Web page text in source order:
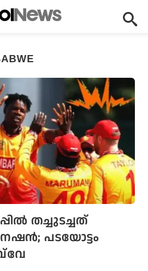
തച്ചുടച്ചത്
പടയോട്ടം